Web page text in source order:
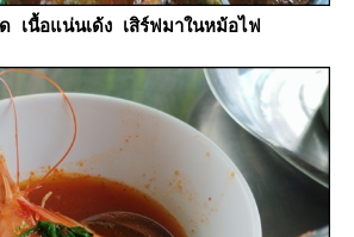
เนื้อแน่นเด้ง เสิร์ฟมาในหม้อไฟ